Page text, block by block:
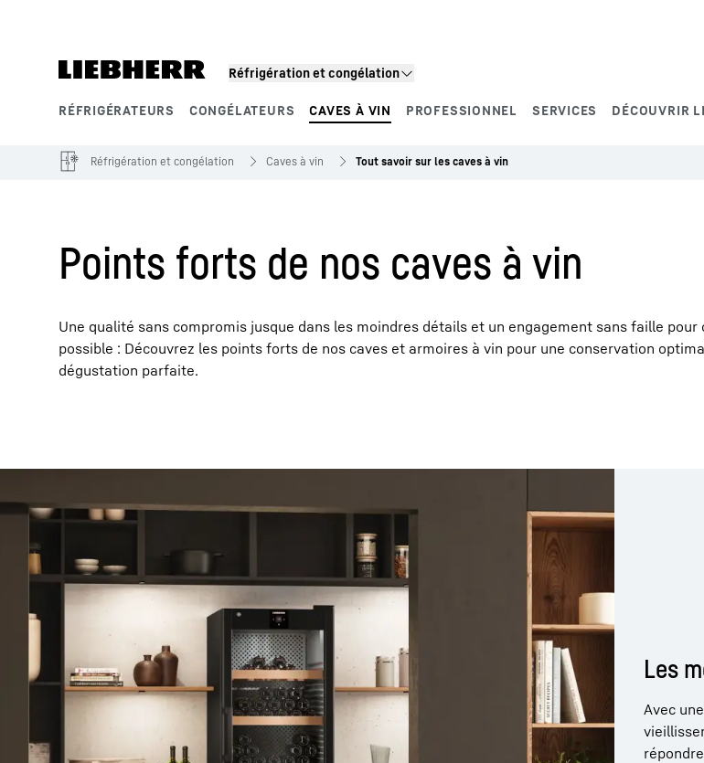
Réfrigération et congélation
RÉFRIGÉRATEURS CONGÉLATEURS CAVES À VIN PROFESSIONNEL SERVICES DÉCOUVRIR
En savoir plus sur Liebherr
Réfrigération et congélation Caves à vin Tout savoir sur les caves à vin
Points forts de nos caves à vin
Une qualité sans compromis jusque dans les moindres détails et un engagement sans faille
possible : Découvrez les points forts de nos caves et armoires à vin pour une conservation
dégustation parfaite.
Les
Avec